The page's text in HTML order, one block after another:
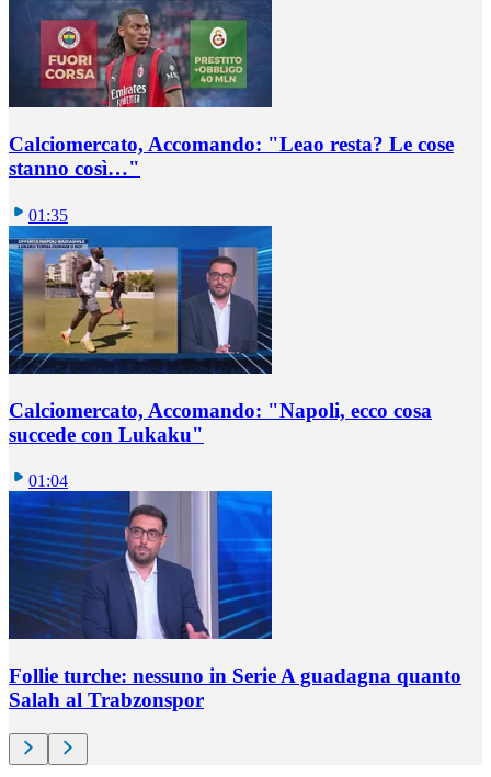
Calciomercato, Accomando: "Leao resta? Le cose
stanno così…"
01:35
Calciomercato, Accomando: "Napoli, ecco cosa
succede con Lukaku"
01:04
Follie turche: nessuno in Serie A guadagna quanto
Salah al Trabzonspor